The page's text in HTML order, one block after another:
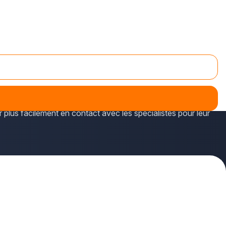
facilement en contact avec les spécialistes pour leur